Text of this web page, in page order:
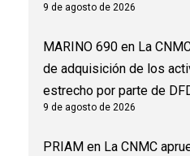
9 de agosto de 2026
MARINO 690 en La
de adquisición de los
estrecho por parte de
9 de agosto de 2026
PRIAM en La CNMC